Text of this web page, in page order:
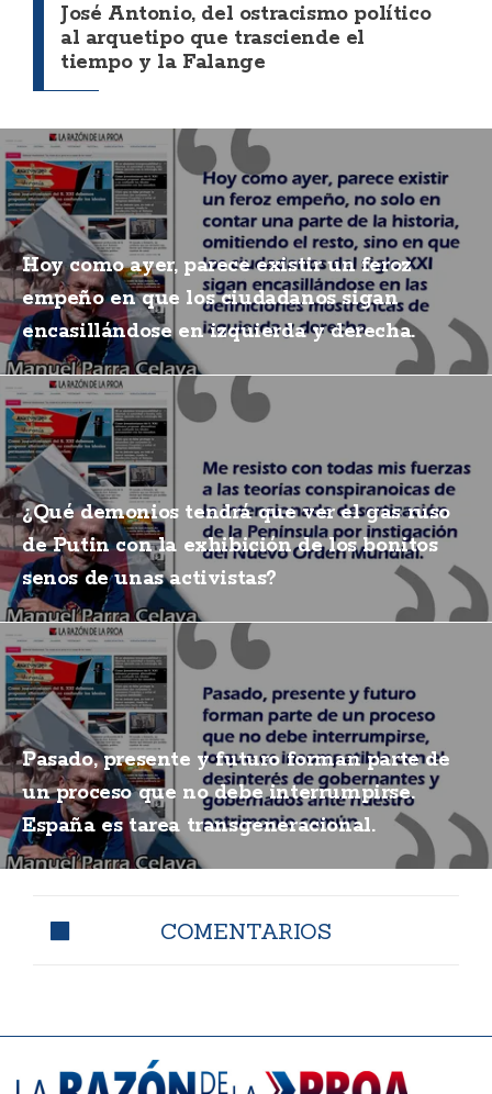
José Antonio, del ostracismo político
al arquetipo que trasciende el
tiempo y la Falange
Hoy como ayer, parece existir un feroz
empeño en que los ciudadanos sigan
encasillándose en izquierda y derecha.
¿Qué demonios tendrá que ver el gas ruso
de Putin con la exhibición de los bonitos
senos de unas activistas?
Pasado, presente y futuro forman parte de
un proceso que no debe interrumpirse.
España es tarea transgeneracional.
COMENTARIOS